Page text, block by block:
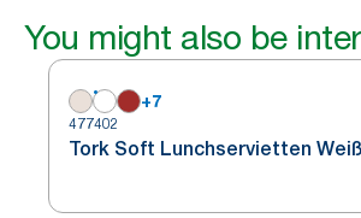
You might also be
+7
477402
Tork Soft Lunchservietten Weiß